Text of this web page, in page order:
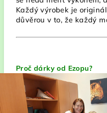
Každý výrobek je
důvěrou v to, že každý
Proč dárky od Ezopu?